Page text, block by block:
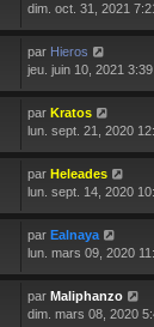
dim. oct. 31, 2021
par Hieros
jeu. juin 10, 2021
par Kratos
lun. sept. 21, 2020
par Heleades
lun. sept. 14, 2020
par Ealnaya
lun. mars 09, 2020
par Maliphanzo
dim. mars 08, 2020